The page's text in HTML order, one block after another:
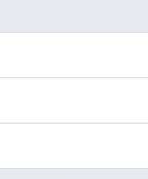
Bowers & Wilkins M-1
ausgesprochen
Lautsprecher die Rolle
Sie können diese mit